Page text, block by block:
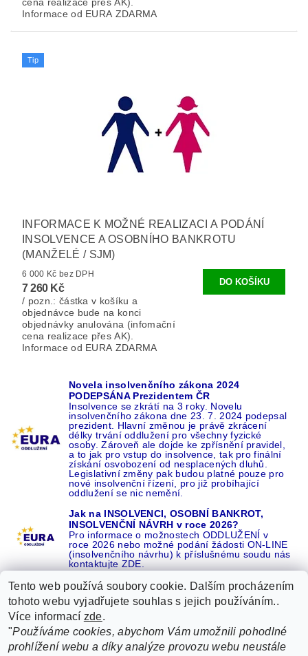
Informace od EURA ZDARMA
Tip
INFORMACE K MOŽNÉ REALIZACI A PODÁNÍ
INSOLVENCE A OSOBNÍHO BANKROTU
(MANŽELÉ / SJM)
6 000 Kč bez DPH
7 260 Kč
/ pozn.: částka v košíku a
objednávce bude na konci
objednávky anulována (infomační
cena realizace přes AK).
Informace od EURA ZDARMA
Novela insolvenčního zákona 2024
PODEPSÁNA Prezidentem ČR
Insolvence se zkrátí na 3 roky. Novelu
insolvenčního zákona dne 23. 7. 2024 podepsal
prezident. Hlavní změnou je právě zkrácení
délky trvání oddlužení pro všechny fyzické
osoby. Zároveň ale dojde ke zpřísnění pravidel,
a to jak pro vstup do insolvence, tak pro finální
získání osvobození od nesplacených dluhů.
Legislativní změny pak budou platné pouze pro
nové insolvenční řízení, pro již probíhající
oddlužení se nic nemění.
Jak na INSOLVENCI, OSOBNÍ BANKROT,
INSOLVENČNÍ NÁVRH v roce 2026?
Pro informace o možnostech ODDLUŽENÍ v
roce 2026 nebo možné podání žádosti ON-LINE
(insolvenčního návrhu) k příslušnému soudu nás
kontaktujte ZDE.
Recenze o NÁS na GOOGLE 16 let REFERENCÍ v celé ČR |
Recenze o NÁS na SEZNAMU |
ŽÁDEJTE život BEZ DLUHŮ nebo EXEKUCÍ ZDE
Tento web používá soubory cookie. Dalším procházením
tohoto webu vyjadřujete souhlas s jejich používáním..
Více informací zde.
"Používáme cookies, abychom Vám umožnili pohodlné
prohlížení webu a díky analýze provozu webu neustále